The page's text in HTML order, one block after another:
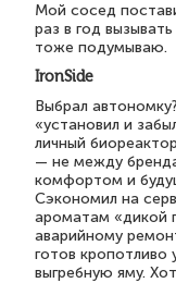
Мой сосед
раз в год
тоже подумываю.
IronSide
Выбрал
«установил и
личный
— не между
комфортом и
Сэкономил на
ароматам «дикой
аварийному
готов кропотливо
выгребную яму.